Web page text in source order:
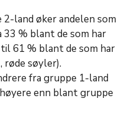
land øker andelen som
33 % blant de som har
61 % blant de som har
røde søyler).
fra gruppe 1-land
enn blant gruppe